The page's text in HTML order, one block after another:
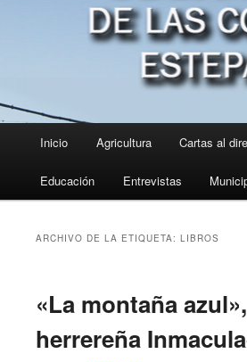
Inicio Agricultura Cartas al
Educación Entrevistas
ARCHIVO DE LA ETIQUETA: LIBROS
«La montaña
herrereña